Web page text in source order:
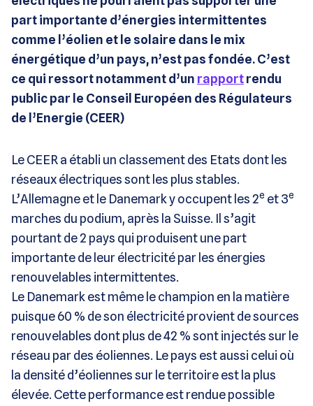
part importante d’énergies intermittentes
comme l’éolien et le solaire dans le mix
énergétique d’un pays, n’est pas fondée. C’est
ce qui ressort notamment d’un rapportrendu
public par le Conseil Européen des Régulateurs
de l’Energie (CEER)
Le CEER a établi un classement des Etats dont les
réseaux électriques sont les plus stables.
L’Allemagne et le Danemark y occupent les 2e et 3e
marches du podium, après la Suisse. Il s’agit
pourtant de 2 pays qui produisent une part
importante de leur électricité par les énergies
renouvelables intermittentes.
Le Danemark est même le champion en la matière
puisque 60 % de son électricité provient de sources
renouvelables dont plus de 42 % sont injectés sur le
réseau par des éoliennes. Le pays est aussi celui où
la densité d’éoliennes sur le territoire est la plus
élevée. Cette performance est rendue possible